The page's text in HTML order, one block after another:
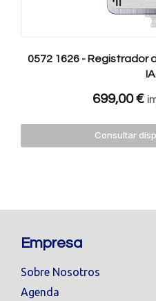
0572 1626 - Registrador
699,00€
Consultar
Empresa
Sobre Nosotros
Agenda